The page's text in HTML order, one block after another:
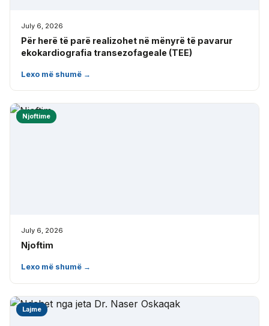
July 6, 2026
Për herë të parë realizohet në mënyrë të pavarur
ekokardiografia transezofageale (TEE)
Lexo më shumë →
Njoftime
July 6, 2026
Njoftim
Lexo më shumë →
Lajme